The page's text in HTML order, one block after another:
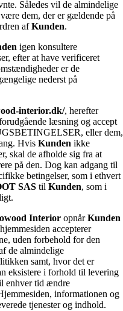
Således vil de almindelige
dem, der er gældende på
afKunden.
igen konsultere
efter at have verificeret
er de
nederst på
interior.dk/, herefter
læsning og accept
eller dem,
Hvis Kunden ikke
skal de afholde sig fra at
på den. Dog kan adgang til
betingelser, som i ethvert
SAS til Kunden, som i
Interior opnårKunden
accepterer
uden forbehold for den
de almindelige
samt, hvor det er
eksistere i forhold til levering
enhver tid ændre
informationen og
tjenester og indhold.